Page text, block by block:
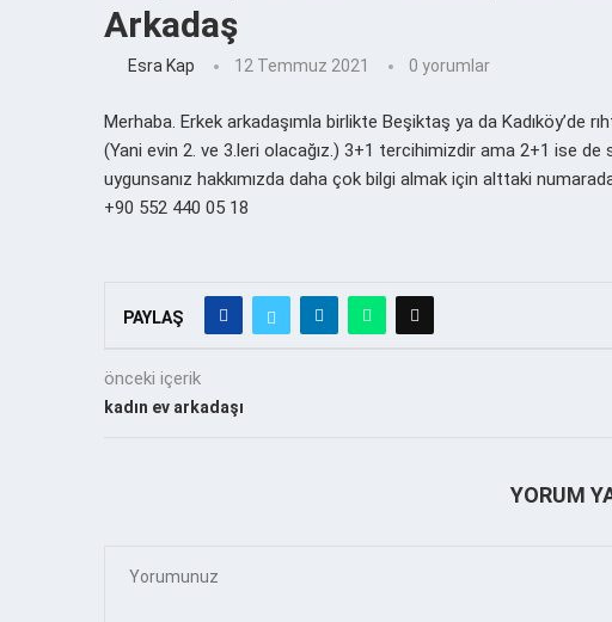
Arkadaş
Esra Kap 12 Temmuz 2021 0 yorumlar
Merhaba. Erkek arkadaşımla birlikte Beşiktaş ya da Kadıköy’de
(Yani evin 2. ve 3.leri olacağız.) 3+1 tercihimizdir ama 2+1 ise de
uygunsanız hakkımızda daha çok bilgi almak için alttaki
+90 552 440 05 18
PAYLAŞ
önceki içerik
kadın ev arkadaşı
YORUM